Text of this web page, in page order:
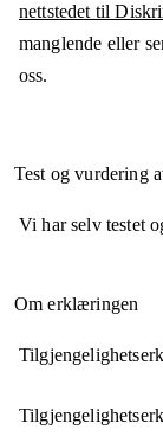
nettstedet til
manglende eller
oss.
Test og vurdering
Vi har selv testet
Om erklæringen